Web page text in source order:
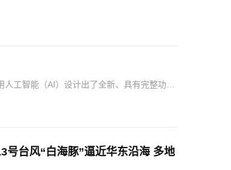
工智能（AI）设计出了全新、具有完整功能
号台风“白海豚”逼近华东沿海 多地